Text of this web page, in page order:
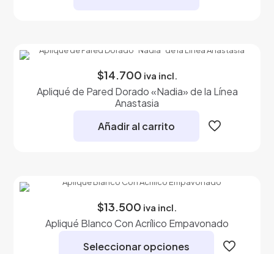
$14.700 iva incl.
Apliqué de Pared Dorado «Nadia» de la Línea
Anastasia
Añadir al carrito
$13.500 iva incl.
Apliqué Blanco Con Acrílico Empavonado
Seleccionar opciones